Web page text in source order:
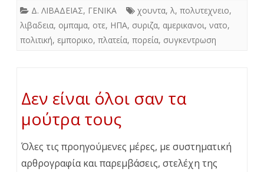
Δ. ΛΙΒΑΔΕΙΑΣ, ΓΕΝΙΚΑ χουντα, λ, πολυτεχνειο,
λιβαδεια, ομπαμα, οτε, ΗΠΑ, συριζα, αμερικανοι, νατο,
πολιτική, εμπορικο, πλατεία, πορεία, συγκεντρωση
Δεν είναι όλοι σαν τα
μούτρα τους
Όλες τις προηγούμενες μέρες, με συστηματική
αρθρογραφία και παρεμβάσεις, στελέχη της